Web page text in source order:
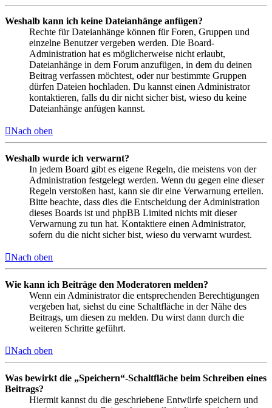
Weshalb kann ich keine Dateianhänge anfügen?
Rechte für Dateianhänge können für Foren, Gruppen und
einzelne Benutzer vergeben werden. Die Board-
Administration hat es möglicherweise nicht erlaubt,
Dateianhänge in dem Forum anzufügen, in dem du deinen
Beitrag verfassen möchtest, oder nur bestimmte Gruppen
dürfen Dateien hochladen. Du kannst einen Administrator
kontaktieren, falls du dir nicht sicher bist, wieso du keine
Dateianhänge anfügen kannst.
Nach oben
Weshalb wurde ich verwarnt?
In jedem Board gibt es eigene Regeln, die meistens von der
Administration festgelegt werden. Wenn du gegen eine dieser
Regeln verstoßen hast, kann sie dir eine Verwarnung erteilen.
Bitte beachte, dass dies die Entscheidung der Administration
dieses Boards ist und phpBB Limited nichts mit dieser
Verwarnung zu tun hat. Kontaktiere einen Administrator,
sofern du die nicht sicher bist, wieso du verwarnt wurdest.
Nach oben
Wie kann ich Beiträge den Moderatoren melden?
Wenn ein Administrator die entsprechenden Berechtigungen
vergeben hat, siehst du eine Schaltfläche in der Nähe des
Beitrags, um diesen zu melden. Du wirst dann durch die
weiteren Schritte geführt.
Nach oben
Was bewirkt die „Speichern“-Schaltfläche beim Schreiben eines
Beitrags?
Hiermit kannst du die geschriebene Entwürfe speichern und